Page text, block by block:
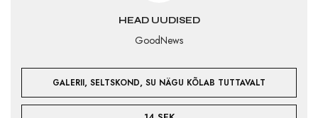
HEAD UUDISED
GoodNews
GALERII, SELTSKOND, SU NÄGU KÕLAB TUTTAVALT